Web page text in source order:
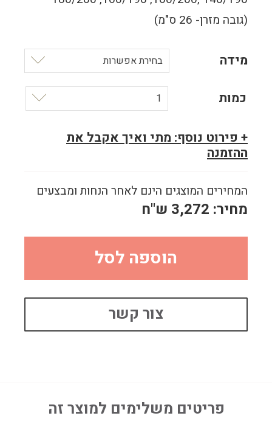
(גובה מזרן- 26 ס"מ)
מידה בחירת אפשרות
כמות 1
+ פירוט נוסף: מתי ואיך אקבל את
ההזמנה
המחירים המוצגים הינם לאחר הנחות ומבצעים
מחיר: 3,272 ש"ח
הוספה לסל
צור קשר
פריטים משלימים למוצר זה